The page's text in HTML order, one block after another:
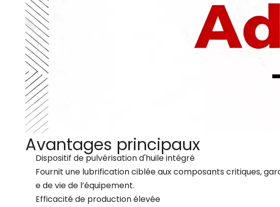
Avantages principaux
Dispositif de pulvérisation d'huile intégré
Fournit une lubrification ciblée aux composants critiques,
e de vie de l’équipement.
Efficacité de production élevée